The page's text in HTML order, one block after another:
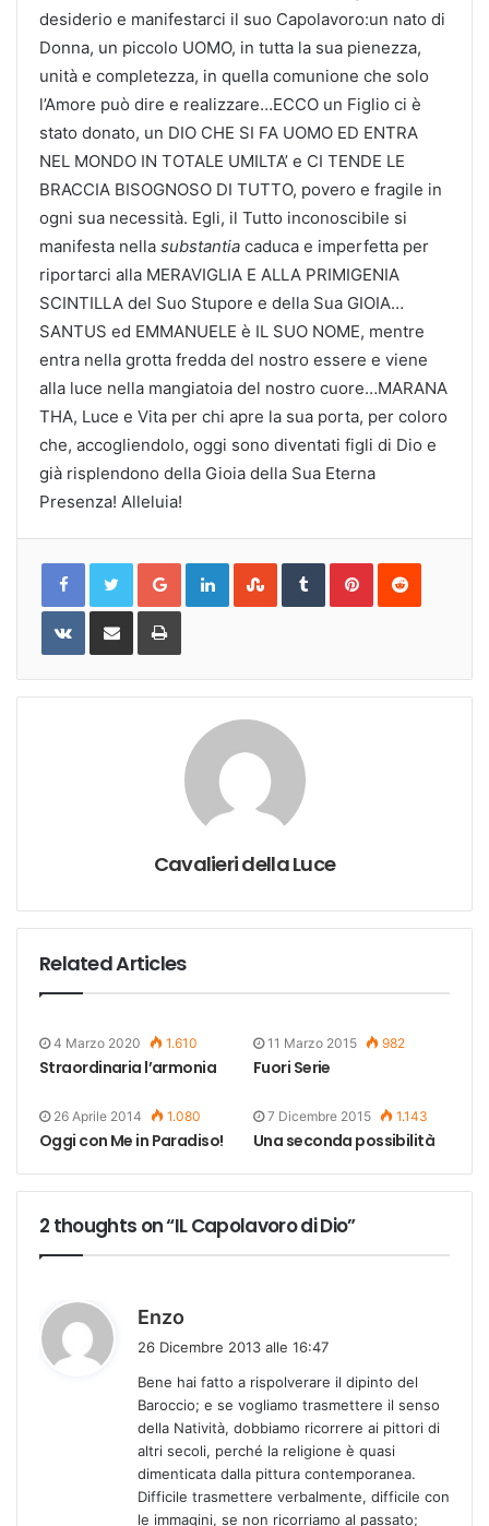
desiderio e manifestarci il suo Capolavoro:un nato di
Donna, un piccolo UOMO, in tutta la sua pienezza,
unità e completezza, in quella comunione che solo
l’Amore può dire e realizzare…ECCO un Figlio ci è
stato donato, un DIO CHE SI FA UOMO ED ENTRA
NEL MONDO IN TOTALE UMILTA’ e CI TENDE LE
BRACCIA BISOGNOSO DI TUTTO, povero e fragile in
ogni sua necessità. Egli, il Tutto inconoscibile si
manifesta nella substantia caduca e imperfetta per
riportarci alla MERAVIGLIA E ALLA PRIMIGENIA
SCINTILLA del Suo Stupore e della Sua GIOIA…
SANTUS ed EMMANUELE è IL SUO NOME, mentre
entra nella grotta fredda del nostro essere e viene
alla luce nella mangiatoia del nostro cuore…MARANA
THA, Luce e Vita per chi apre la sua porta, per coloro
che, accogliendolo, oggi sono diventati figli di Dio e
già risplendono della Gioia della Sua Eterna
Presenza! Alleluia!
Google+LinkedInStumbleUpon
TumblrPinterestReddit
VKontakteShare
Email
Print
Cavalieri della Luce
Related Articles
4 Marzo 2020 1.610
Straordinaria l’armonia
11 Marzo 2015 982
Fuori Serie
26 Aprile 2014 1.080
Oggi con Me in Paradiso!
7 Dicembre 2015 1.143
Una seconda possibilità
2 thoughts on “IL Capolavoro di Dio”
Enzo
e
t
t
26 Dicembre 2013 alle 16:47
Bene hai fatto a rispolverare il dipinto del
Baroccio; e se vogliamo trasmettere il senso
della Natività, dobbiamo ricorrere ai pittori di
altri secoli, perché la religione è quasi
dimenticata dalla pittura contemporanea.
Difficile trasmettere verbalmente, difficile con
le immagini, se non ricorriamo al passato;